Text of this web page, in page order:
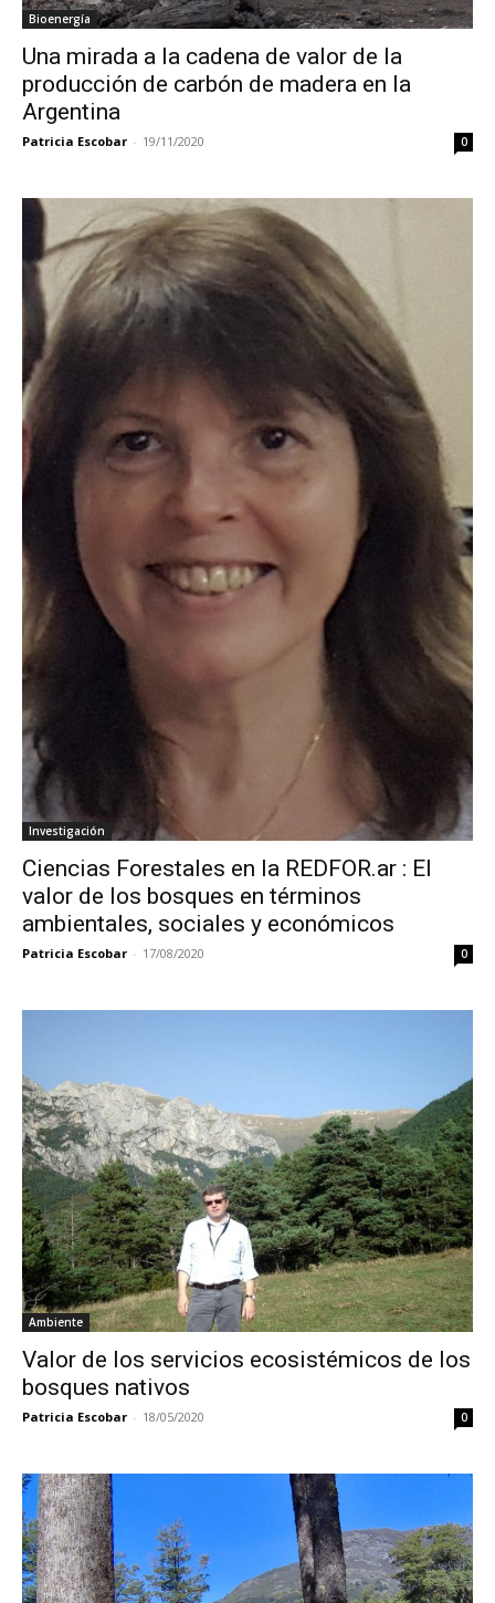
Bioenergía
Una mirada a la cadena de valor de la
producción de carbón de madera en la
Argentina
Patricia Escobar - 19/11/2020 0
Investigación
Ciencias Forestales en la REDFOR.ar : El
valor de los bosques en términos
ambientales, sociales y económicos
Patricia Escobar - 17/08/2020 0
Ambiente
Valor de los servicios ecosistémicos de los
bosques nativos
Patricia Escobar - 18/05/2020 0